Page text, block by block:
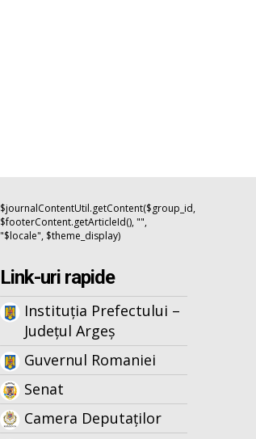
$journalContentUtil.getContent($group_id,
$footerContent.getArticleId(), "",
"$locale", $theme_display)
Link-uri rapide
Instituția Prefectului –
Județul Argeș
Guvernul Romaniei
Senat
Camera Deputaților